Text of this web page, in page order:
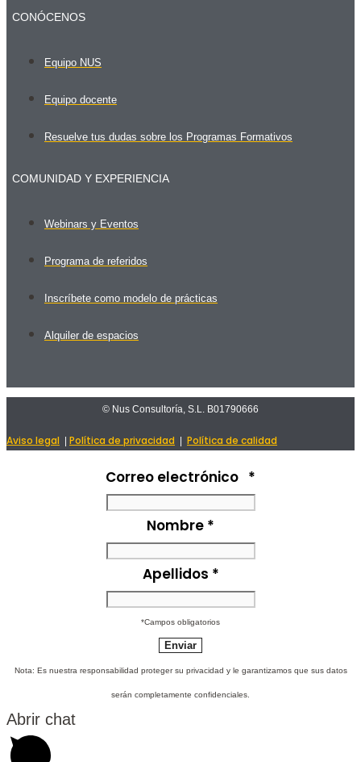
CONÓCENOS
Equipo NUS
Equipo docente
Resuelve tus dudas sobre los Programas Formativos
COMUNIDAD Y EXPERIENCIA
Webinars y Eventos
Programa de referidos
Inscríbete como modelo de prácticas
Alquiler de espacios
© Nus Consultoría, S.L. B01790666
Aviso legal | Política de privacidad | Política de calidad
Correo electrónico *
Nombre *
Apellidos *
*Campos obligatorios
Nota: Es nuestra responsabilidad proteger su privacidad y le garantizamos que sus datos
serán completamente confidenciales.
Abrir chat